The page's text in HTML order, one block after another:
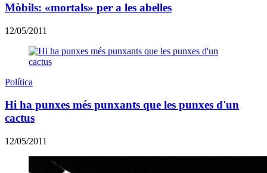
Mòbils: «mortals» per a les abelles
12/05/2011
Política
Hi ha punxes més punxants que les punxes d'un
cactus
12/05/2011